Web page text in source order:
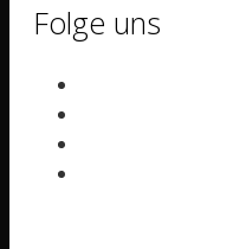
Folge uns